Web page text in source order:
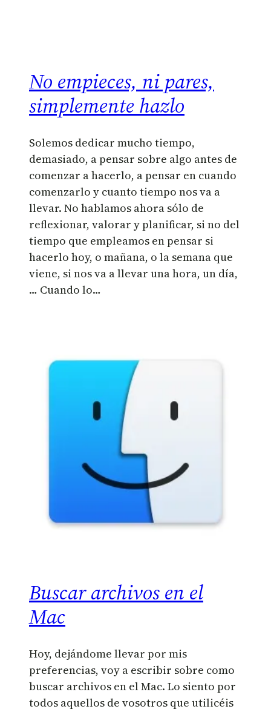
No empieces, ni pares,
simplemente hazlo
Solemos dedicar mucho tiempo,
demasiado, a pensar sobre algo antes de
comenzar a hacerlo, a pensar en cuando
comenzarlo y cuanto tiempo nos va a
llevar. No hablamos ahora sólo de
reflexionar, valorar y planificar, si no del
tiempo que empleamos en pensar si
hacerlo hoy, o mañana, o la semana que
viene, si nos va a llevar una hora, un día,
… Cuando lo…
Buscar archivos en el
Mac
Hoy, dejándome llevar por mis
preferencias, voy a escribir sobre como
buscar archivos en el Mac. Lo siento por
todos aquellos de vosotros que utilicéis